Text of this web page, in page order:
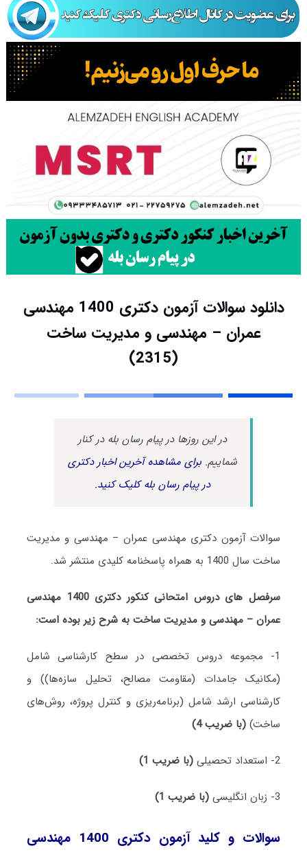
دانلود سوالات آزمون دکتری 1400 مهندسی
عمران – مهندسی و مدیریت ساخت
(2315)
در این روزها در پیام رسان بله در کنار
شماییم.برای مشاهده آخرین اخبار دکتری
در پیام رسان بله کلیک کنید.
سوالات آزمون دکتری مهندسی عمران – مهندسی و مدیریت
ساخت سال 1400 به همراه پاسخنامه کلیدی منتشر شد.
سرفصل های دروس امتحانی کنکور دکتری 1400 مهندسی
عمران – مهندسی و مدیریت ساخت به شرح زیر بوده است:
1- مجموعه دروس تخصصی در سطح کارشناسی شامل
(مکانیک جامدات (مقاومت مصالح، تحلیل سازه‌ها)) و
کارشناسی ارشد شامل (برنامه‌ریزی و کنترل پروژه، روش‌های
ساخت) (با ضریب 4)
2- استعداد تحصیلی (با ضریب 1)
3- زبان انگلیسی (با ضریب 1)
سوالات و کلید آزمون دکتری 1400 مهندسی